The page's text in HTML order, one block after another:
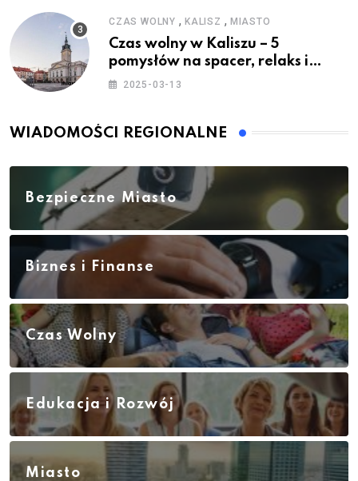
CZAS WOLNY , KALISZ , MIASTO
Czas wolny w Kaliszu – 5
pomysłów na spacer, relaks i
rodzinne atrakcje
2025-03-13
WIADOMOŚCI REGIONALNE
Bezpieczne Miasto
Biznes i Finanse
Czas Wolny
Edukacja i Rozwój
Miasto